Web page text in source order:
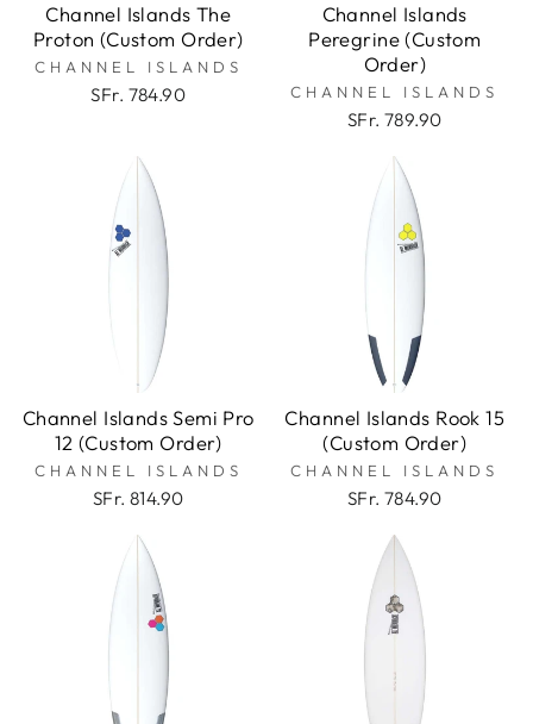
Channel Islands The
Proton (Custom Order)
CHANNEL ISLANDS
SFr. 784.90
Channel Islands
Peregrine (Custom
Order)
CHANNEL ISLANDS
SFr. 789.90
Channel Islands Semi Pro
12 (Custom Order)
CHANNEL ISLANDS
SFr. 814.90
Channel Islands Rook 15
(Custom Order)
CHANNEL ISLANDS
SFr. 784.90